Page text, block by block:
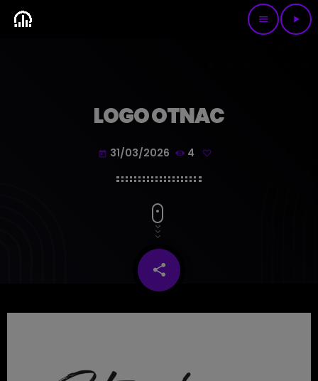
menu play_arrow
LOGO OTNAC
today 31/03/2026 4
share
email